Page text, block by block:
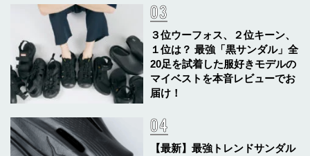
３位ウーフォス、２位キーン、
１位は？ 最強「黒サンダル」全
20足を試着した服好きモデルの
マイベストを本音レビューでお
届け！
【最新】最強トレンドサンダル